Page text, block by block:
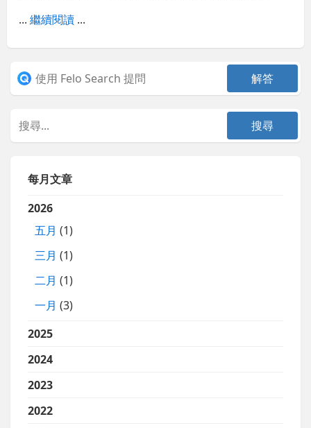
...繼續閱讀 ...
每月文章
2026
五月 (1)
三月 (1)
二月 (1)
一月 (3)
2025
2024
2023
2022